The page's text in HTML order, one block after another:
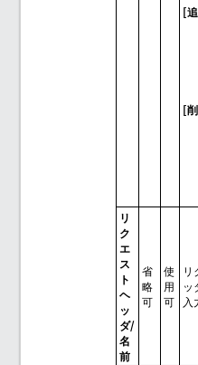
[
[
リ
ク
エ
ス
ト
ヘ
ッ
ダ/
名
前
省
略
可
使
用
可
リ
ッ
入